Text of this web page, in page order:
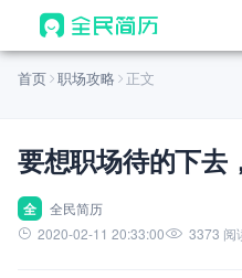
首页
AI 生成简历
AI 优化简历
AI 翻译简历
首页 职场攻略 正文
要想职场待的下去
全
全民简历
2020-02-11 20:33:00
3373 阅